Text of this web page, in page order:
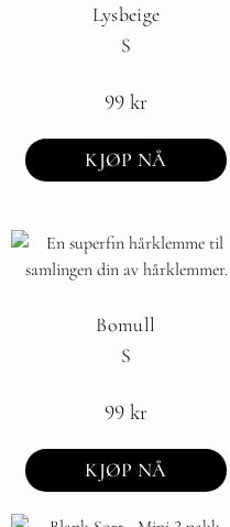
Lysbeige
S
99 kr
KJØP NÅ
Bomull
S
99 kr
KJØP NÅ